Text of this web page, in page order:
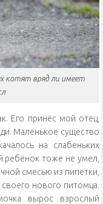
котят вряд ли имеет
Его принёс мой отец,
Маленькое существо
на слабеньких
ребёнок тоже не умел,
смесью из пипетки,
нового питомца.
вырос взрослый